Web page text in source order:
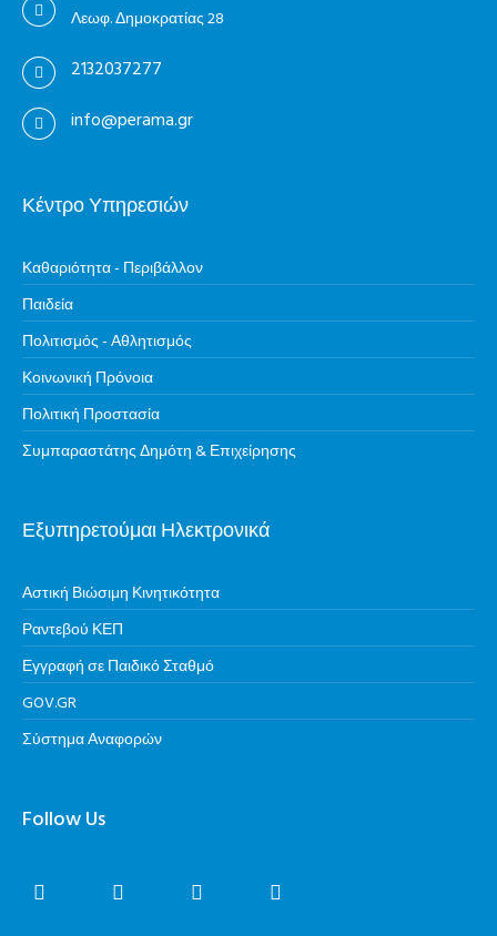
Λεωφ. Δημοκρατίας 28
2132037277
info@perama.gr
Κέντρο Υπηρεσιών
Καθαριότητα - Περιβάλλον
Παιδεία
Πολιτισμός - Αθλητισμός
Κοινωνική Πρόνοια
Πολιτική Προστασία
Συμπαραστάτης Δημότη & Επιχείρησης
Εξυπηρετούμαι Ηλεκτρονικά
Αστική Βιώσιμη Κινητικότητα
Ραντεβού ΚΕΠ
Εγγραφή σε Παιδικό Σταθμό
GOV.GR
Σύστημα Αναφορών
Follow Us